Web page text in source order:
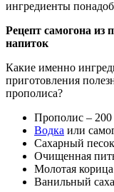
ингредиенты
Рецепт самогона
напиток
Какие именно
приготовления
прополиса?
Прополис – 200
Водка или
Сахарный
Очищенная
Молотая
Ванильный